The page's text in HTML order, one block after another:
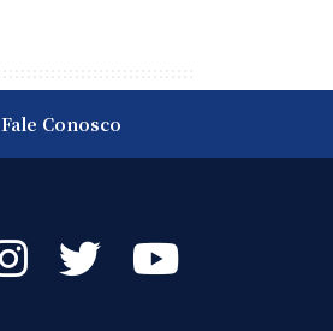
Fale Conosco